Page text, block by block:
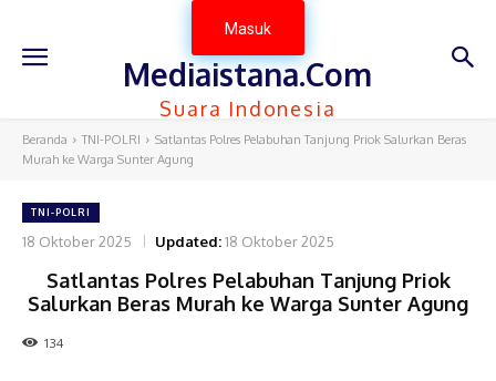
Masuk
Mediaistana.Com
Suara Indonesia
Beranda TNI-POLRI
Satlantas Polres Pelabuhan Tanjung Priok Salurkan Beras
Murah ke Warga Sunter Agung
TNI-POLRI
18 Oktober 2025 Updated:18 Oktober 2025
Satlantas Polres Pelabuhan Tanjung Priok
Salurkan Beras Murah ke Warga Sunter Agung
134